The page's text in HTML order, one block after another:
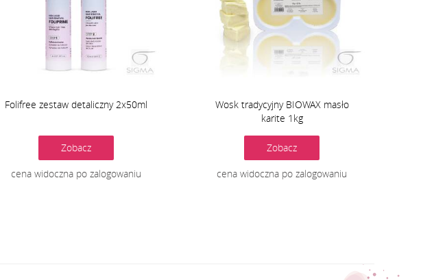
Folifree zestaw detaliczny 2x50ml
Zobacz
cena widoczna po zalogowaniu
Wosk tradycyjny BIOWAX masło
karite 1kg
Zobacz
cena widoczna po zalogowaniu